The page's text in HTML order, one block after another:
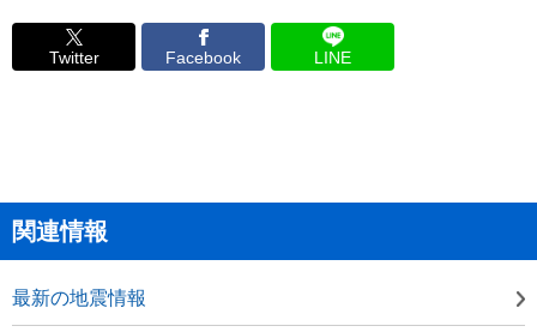
Twitter Facebook LINE
関連情報
最新の地震情報